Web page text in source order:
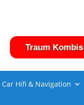
Traum Kombis
Car Hifi & Navigation